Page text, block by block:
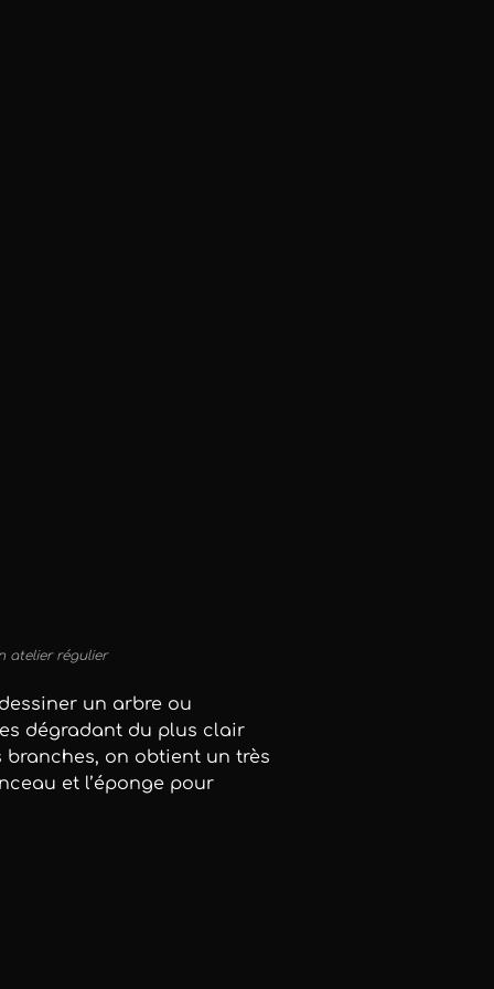
atelier régulier
un arbre ou
dégradant du plus clair
branches, on obtient un très
et l’éponge pour